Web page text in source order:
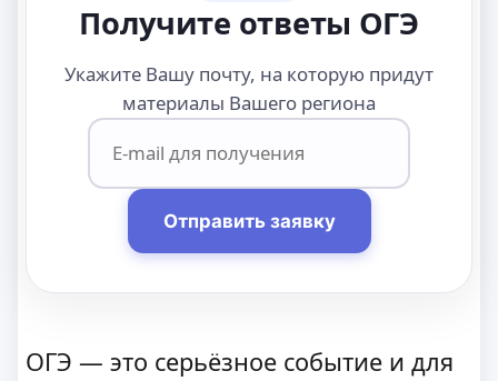
Получите ответы ОГЭ
Укажите Вашу почту, на которую придут
материалы Вашего региона
Отправить заявку
ОГЭ — это серьёзное событие и для